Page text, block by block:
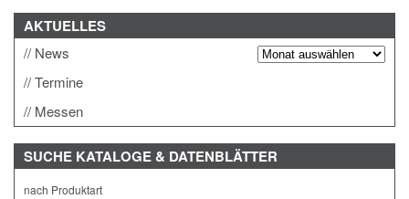
AKTUELLES
News
Termine
Messen
SUCHE KATALOGE & DATENBLÄTTER
nach Produktart